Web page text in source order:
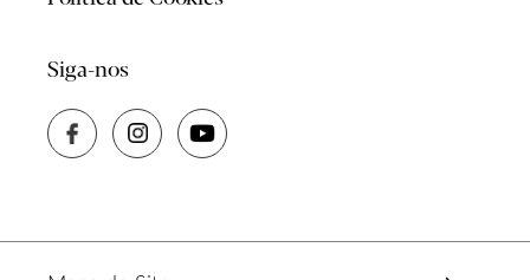
Siga-nos